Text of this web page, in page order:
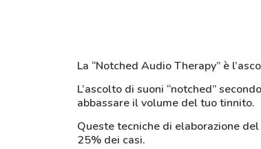
La “Notched Audio Therapy” è
L’ascolto di suoni “notched”
abbassare il volume del tuo tinnito.
Queste tecniche di elaborazione
25% dei casi.